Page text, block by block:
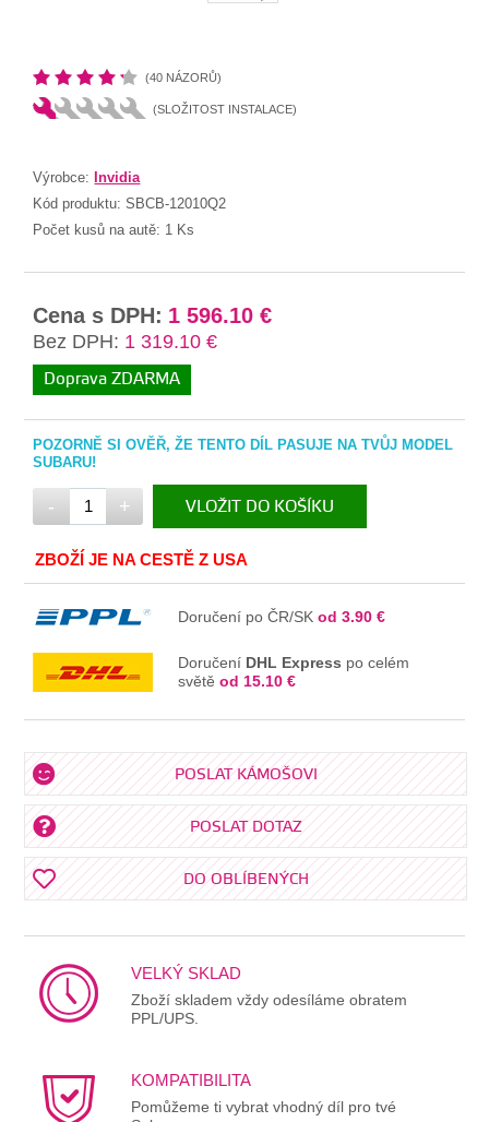
(40 NÁZORŮ)
(SLOŽITOST INSTALACE)
Výrobce: Invidia
Kód produktu:SBCB-12010Q2
Počet kusů na autě: 1 Ks
Cena s DPH: 1 596.10 €
Bez DPH: 1 319.10 €
Doprava ZDARMA
POZORNĚ SI OVĚŘ, ŽE TENTO DÍL PASUJE NA TVŮJ MODEL
SUBARU!
- + VLOŽIT DO KOŠÍKU
V KOŠÍKU
ZBOŽÍ JE NA CESTĚ Z USA
Doručení po ČR/SKod 3.90 €
Doručení DHL Express po celém
světěod 15.10 €
POSLAT KÁMOŠOVI
POSLAT DOTAZ
DO OBLÍBENÝCH
VELKÝ SKLAD
Zboží skladem vždy odesíláme obratem
PPL/UPS.
KOMPATIBILITA
Pomůžeme ti vybrat vhodný díl pro tvé